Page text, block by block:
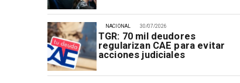
30/07/2026
TGR: 70 mil deudores
regularizan CAE para evitar
acciones judiciales
NACIONAL